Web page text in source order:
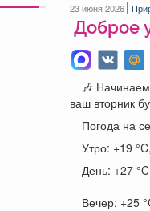
23 июня 2026
Доброе
🎶
ваш вторник
Погода на
Утро: +19
День: +27
Вечер: +25